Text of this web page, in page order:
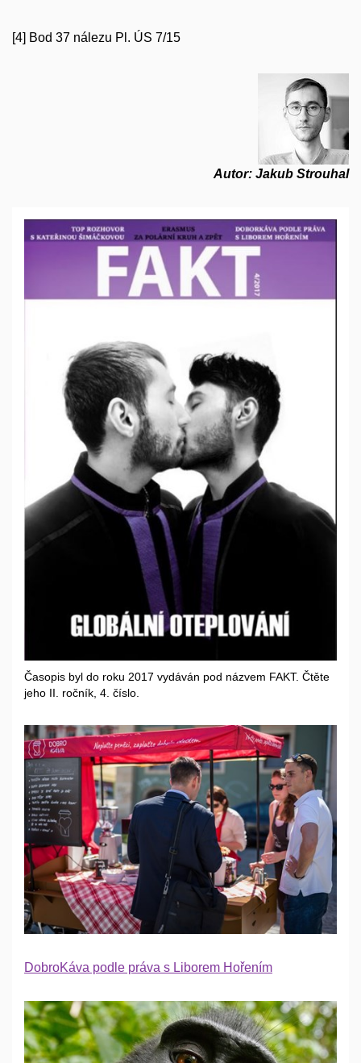
[4] Bod 37 nálezu Pl. ÚS 7/15
Autor: Jakub Strouhal
Časopis byl do roku 2017 vydáván pod názvem FAKT. Čtěte
jeho II. ročník, 4. číslo.
DobroKáva podle práva s Liborem Hořením